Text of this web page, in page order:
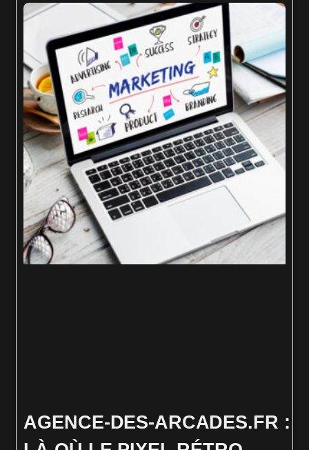
AGENCE‑DES‑ARCADES.FR :